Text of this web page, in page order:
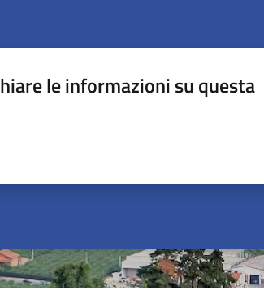
le informazioni su questa